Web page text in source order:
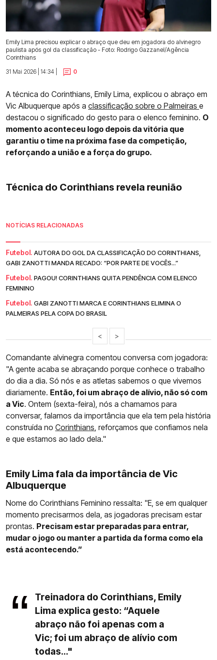
Emily Lima precisou explicar o abraço que deu em jogadora do alvinegro
paulista após gol da classificação - Foto: Rodrigo Gazzanel/Agência
Corinthians
31 Mai 2026 | 14:34 |
0
A técnica do Corinthians, Emily Lima, explicou o abraço em
Vic Albuquerque após a classificação sobre o Palmeiras e
destacou o significado do gesto para o elenco feminino. O
momento aconteceu logo depois da vitória que
garantiu o time na próxima fase da competição,
reforçando a união e a força do grupo.
Técnica do Corinthians revela reunião
NOTÍCIAS RELACIONADAS
Futebol. AUTORA DO GOL DA CLASSIFICAÇÃO DO CORINTHIANS,
GABI ZANOTTI MANDA RECADO: “POR PARTE DE VOCÊS...”
Futebol. PAGOU! CORINTHIANS QUITA PENDÊNCIA COM ELENCO
FEMININO
Futebol. GABI ZANOTTI MARCA E CORINTHIANS ELIMINA O
PALMEIRAS PELA COPA DO BRASIL
< >
Comandante alvinegra comentou conversa com jogadora:
"A gente acaba se abraçando porque conhece o trabalho
do dia a dia. Só nós e as atletas sabemos o que vivemos
diariamente. Então, foi um abraço de alívio, não só com
a Vic. Ontem (sexta-feira), nós a chamamos para
conversar, falamos da importância que ela tem pela história
construída no Corinthians , reforçamos que confiamos nela
e que estamos ao lado dela."
Emily Lima fala da importância de Vic
Albuquerque
Nome do Corinthians Feminino ressalta: "E, se em qualquer
momento precisarmos dela, as jogadoras precisam estar
prontas. Precisam estar preparadas para entrar,
mudar o jogo ou manter a partida da forma como ela
está acontecendo.”
Treinadora do Corinthians, Emily
Lima explica gesto: “Aquele
abraço não foi apenas com a
Vic; foi um abraço de alívio com
todas..."